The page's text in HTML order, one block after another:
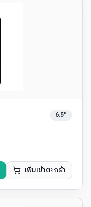
6.5"
เพิ่มเข้าตะกร้า